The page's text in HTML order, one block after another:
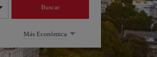
Buscar
Más Económica